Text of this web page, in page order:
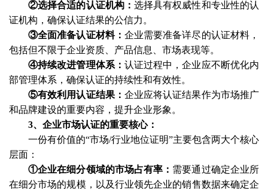
②选择合适的认证机构： 选择具有权威性和专业性的认
证机构，确保认证结果的公信力。
③全面准备认证材料： 企业需要准备详尽的认证材料，
包括但不限于企业资质、产品信息、市场表现等。
④持续改进管理体系： 认证过程中，企业应不断优化内
部管理体系，确保认证的持续性和有效性。
⑤有效利用认证结果： 企业应将认证结果作为市场推广
和品牌建设的重要内容，提升企业形象。
3、企业市场认证的重要核心：
一份有价值的“市场/行业地位证明”主要包含两大个核心
层面 ：
①企业在细分领域的市场占有率 ： 需要通过确定企业所
在细分市场的规模，以及行业领先企业的销售数据来确定企